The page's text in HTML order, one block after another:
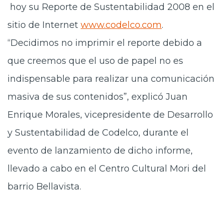
hoy su Reporte de Sustentabilidad 2008 en el
sitio de Internet www.codelco.com.
“Decidimos no imprimir el reporte debido a
que creemos que el uso de papel no es
indispensable para realizar una comunicación
masiva de sus contenidos”, explicó Juan
Enrique Morales, vicepresidente de Desarrollo
y Sustentabilidad de Codelco, durante el
evento de lanzamiento de dicho informe,
llevado a cabo en el Centro Cultural Mori del
barrio Bellavista.